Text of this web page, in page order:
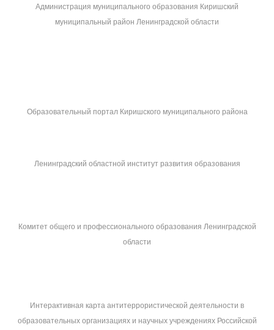
Администрация муниципального образования Киришский
муниципальный район Ленинградской области
Образовательный портал Киришского муниципального района
Ленинградский областной институт развития образования
Комитет общего и профессионального образования Ленинградской
области
Интерактивная карта антитеррористической деятельности в
образовательных организациях и научных учреждениях Российской